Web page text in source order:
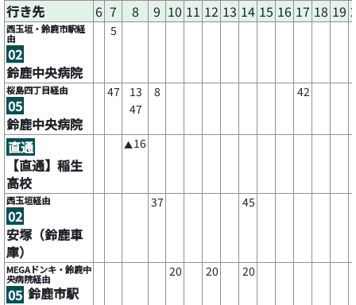
行き先
6 7 8 9 10 11 12 13 14 15 16 17 18 19
西玉垣・鈴鹿市駅経
由
02
鈴鹿中央病院
5
桜島四丁目経由
05
鈴鹿中央病院
47
13
47
8 42
直通
【直通】稲生
高校
▲16
西玉垣経由
02
安塚（鈴鹿車
庫）
37 45
MEGAドンキ・鈴鹿中
央病院経由
05 鈴鹿市駅
20 20 20